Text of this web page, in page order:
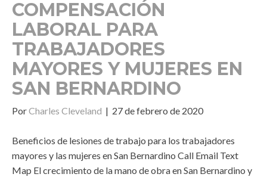
COMPENSACIÓN
LABORAL PARA
TRABAJADORES
MAYORES Y MUJERES EN
SAN BERNARDINO
PorCharles Cleveland | 27 de febrero de 2020
Beneficios de lesiones de trabajo para los trabajadores
mayores y las mujeres en San Bernardino Call Email Text
Map El crecimiento de la mano de obra en San Bernardino y